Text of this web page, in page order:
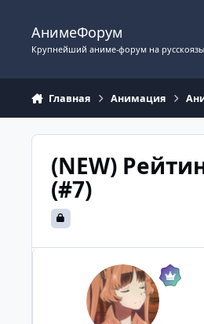
АнимеФорум
Крупнейший аниме-форум на
Главная Анимация
(NEW)
(#7)